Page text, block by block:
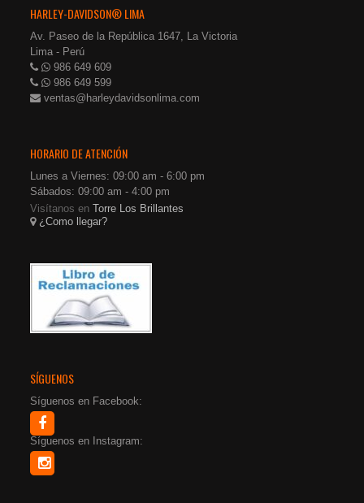
HARLEY-DAVIDSON® LIMA
Av. Paseo de la República 1647, La Victoria
Lima - Perú
986 649 609
986 649 599
ventas@harleydavidsonlima.com
HORARIO DE ATENCIÓN
Lunes a Viernes: 09:00 am - 6:00 pm
Sábados: 09:00 am - 4:00 pm
Visítanos enTorre Los Brillantes
¿Como llegar?
SÍGUENOS
Síguenos en Facebook:
Síguenos en Instagram: